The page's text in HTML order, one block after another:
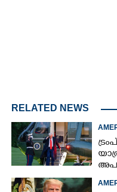
RELATED NEWS